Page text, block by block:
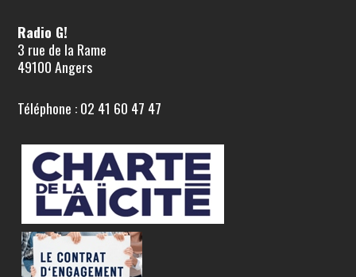
Radio G!
3 rue de la Rame
49100 Angers
Téléphone : 02 41 60 47 47